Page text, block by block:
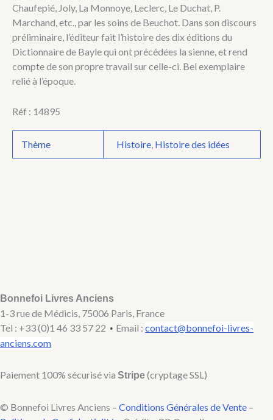
Chaufepié, Joly, La Monnoye, Leclerc, Le Duchat, P.
Marchand, etc., par les soins de Beuchot. Dans son discours
préliminaire, l’éditeur fait l’histoire des dix éditions du
Dictionnaire de Bayle qui ont précédées la sienne, et rend
compte de son propre travail sur celle-ci. Bel exemplaire
relié à l’époque.
Réf : 14895
Thème Histoire, Histoire des idées
Bonnefoi Livres Anciens
1-3 rue de Médicis, 75006 Paris, France
Tel : +33 (0)1 46 33 57 22 • Email : contact@bonnefoi-livres-
anciens.com
Paiement 100% sécurisé via Stripe(cryptage SSL)
© Bonnefoi Livres Anciens – Conditions Générales de Vente –